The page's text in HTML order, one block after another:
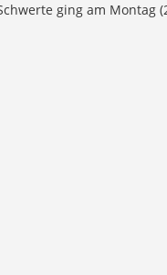
ging am Montag